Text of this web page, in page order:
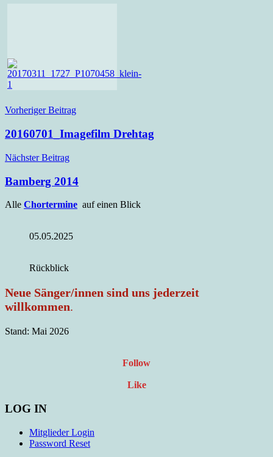
Beitragsnavigation
Vorheriger Beitrag
20160701_Imagefilm Drehtag
Nächster Beitrag
Bamberg 2014
Alle Chortermine auf einen Blick
05.05.2025
Rückblick
Neue Sänger/innen sind uns jederzeit
willkommen.
Stand: Mai 2026
Follow
Like
LOG IN
Mitglieder Login
Password Reset